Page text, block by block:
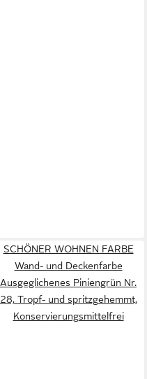
SCHÖNER WOHNEN FARBE
Wand- und Deckenfarbe
Ausgeglichenes Piniengrün Nr.
28, Tropf- und spritzgehemmt,
Konservierungsmittelfrei